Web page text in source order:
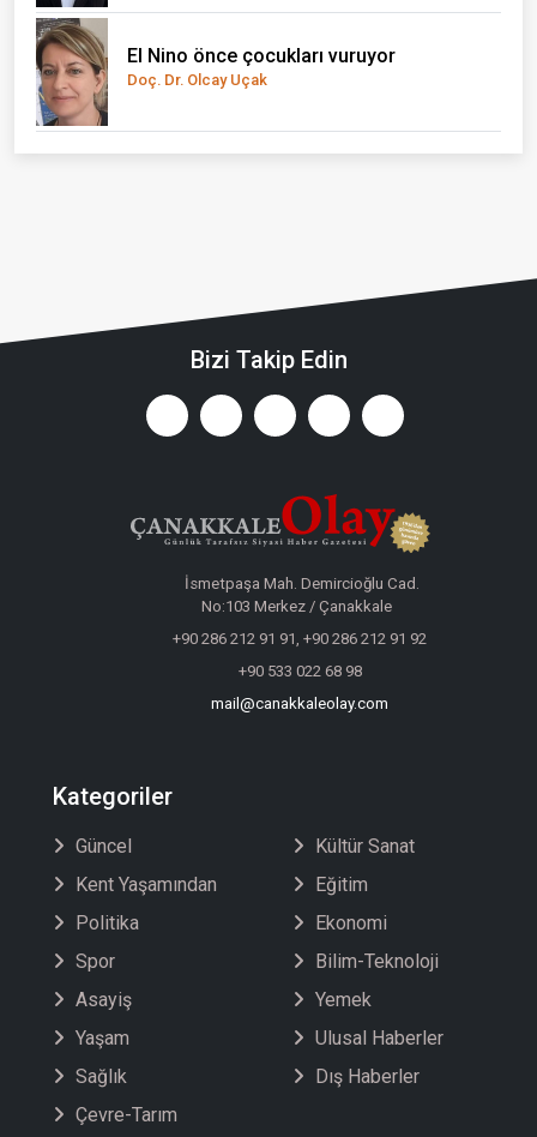
El Nino önce çocukları vuruyor
Doç. Dr. Olcay Uçak
Bizi Takip Edin
İsmetpaşa Mah. Demircioğlu Cad.
No:103 Merkez / Çanakkale
+90 286 212 91 91, +90 286 212 91 92
+90 533 022 68 98
mail@canakkaleolay.com
Kategoriler
Güncel
Kent Yaşamından
Politika
Spor
Asayiş
Yaşam
Sağlık
Çevre-Tarım
Kültür Sanat
Eğitim
Ekonomi
Bilim-Teknoloji
Yemek
Ulusal Haberler
Dış Haberler